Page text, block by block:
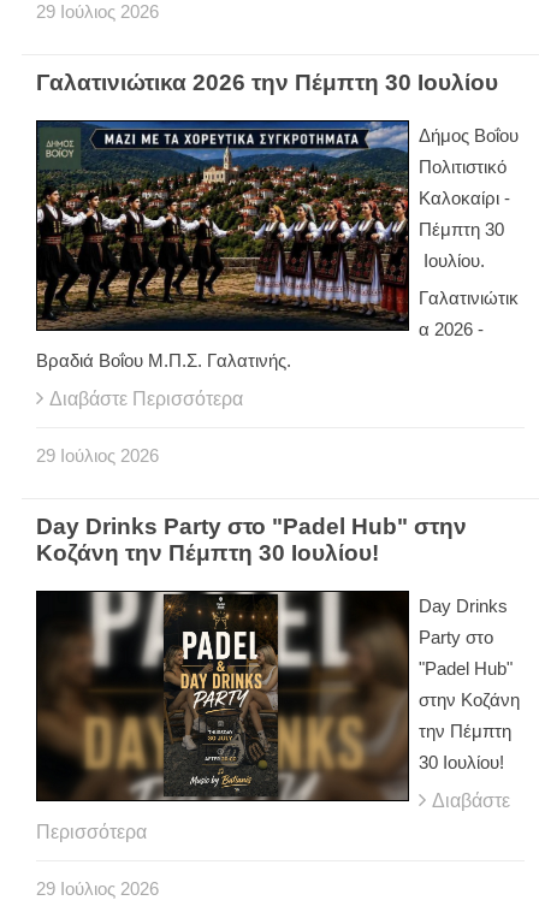
29 Ιούλιος 2026
Γαλατινιώτικα 2026 την Πέμπτη 30 Ιουλίου
Δήμος Βοΐου
Πολιτιστικό
Καλοκαίρι -
Πέμπτη 30
Ιουλίου.
Γαλατινιώτικ
α 2026 -
Βραδιά Βοΐου Μ.Π.Σ. Γαλατινής.
Διαβάστε Περισσότερα
29 Ιούλιος 2026
Day Drinks Party στο "Padel Hub" στην
Κοζάνη την Πέμπτη 30 Ιουλίου!
Day Drinks
Party στο
"Padel Hub"
στην Κοζάνη
την Πέμπτη
30 Ιουλίου!
Διαβάστε
Περισσότερα
29 Ιούλιος 2026